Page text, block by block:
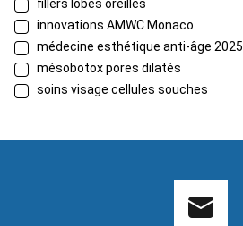
fillers lobes oreilles
innovations AMWC Monaco
médecine esthétique anti-âge 2025
mésobotox pores dilatés
soins visage cellules souches